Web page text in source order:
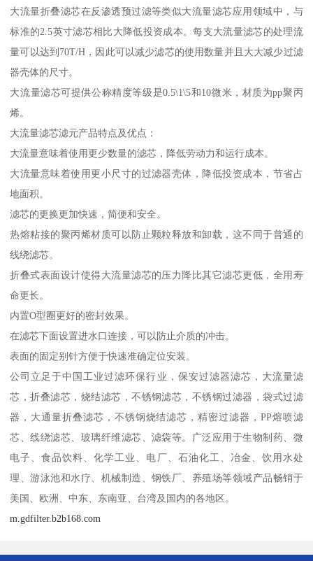
大流量折叠滤芯在反渗透预过滤等类似大流量滤芯应用领域中，与
标准的2.5英寸滤芯相比大降低投资成本。每支大流量滤芯的处理流
量可以达到70T/H，因此可以减少滤芯的使用数量并且大大减少过滤
器壳体的尺寸。
大流量滤芯可提供公称精度等级是0.5\1\5和10微米，材质为pp聚丙
烯。
大流量滤芯滤元产品特点及优点：
大流量意味着使用更少数量的滤芯，降低劳动力和运行成本。
大流量意味着使用更小尺寸的过滤器壳体，降低投资成本，节省占
地面积。
滤芯的更换更加快速，简便和安全。
热熔粘接的聚丙烯材质可以防止颗粒释放和卸载，这不同于普通的
线绕滤芯。
折叠式表面设计使得大流量滤芯的压力降比其它滤芯更低，全用寿
命更长。
内置O型圈更好的密封效果。
在滤芯下面设置进水口连接，可以防止介质的冲击。
表面的固定别针方便于快速准确定位安装。
公司立足于中国工业过滤环保行业，保安过滤器滤芯，大流量滤
芯，折叠滤芯，烧结滤芯，不锈钢滤芯，不锈钢过滤器，袋式过滤
器，大通量折叠滤芯，不锈钢烧结滤芯，精密过滤器，PP熔喷滤
芯、线绕滤芯、玻璃纤维滤芯、滤袋等。广泛应用于生物制药、微
电子、食品饮料、化学工业、电厂、石油化工、冶金、饮用水处
理、游泳池和水疗、机械制造、钢铁厂、养殖场等领域产品畅销于
美国、欧洲、中东、东南亚、台湾及国内的各地区。
m.gdfilter.b2b168.com